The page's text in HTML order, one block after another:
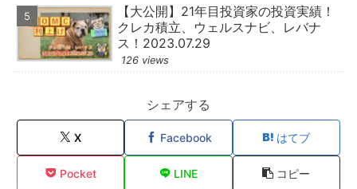
【大公開】21年目投資家の投資実績！
クレカ積立、ウェルスナビ、レバナ
ス！2023.07.29
126 views
シェアする
X Facebook はてブ
Pocket LINE コピー